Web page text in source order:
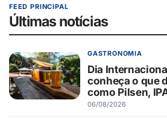
FEED PRINCIPAL
Últimas notícias
GASTRONOMIA
Dia
conheça o que
como Pilsen,
06/08/2026